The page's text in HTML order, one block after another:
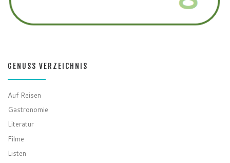
GENUSS VERZEICHNIS
Auf Reisen
Gastronomie
Literatur
Filme
Listen